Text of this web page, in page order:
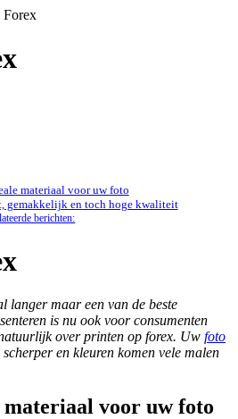
Forex
materiaal voor uw foto
gemakkelijk en toch hoge kwaliteit
berichten:
langer maar een van de beste
is nu ook voor consumenten
over printen op forex. Uw foto
en kleuren komen vele malen
voor uw foto